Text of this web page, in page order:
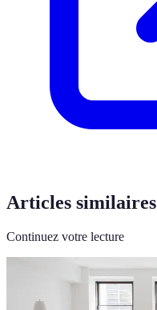
Articles similaires
Continuez votre lecture